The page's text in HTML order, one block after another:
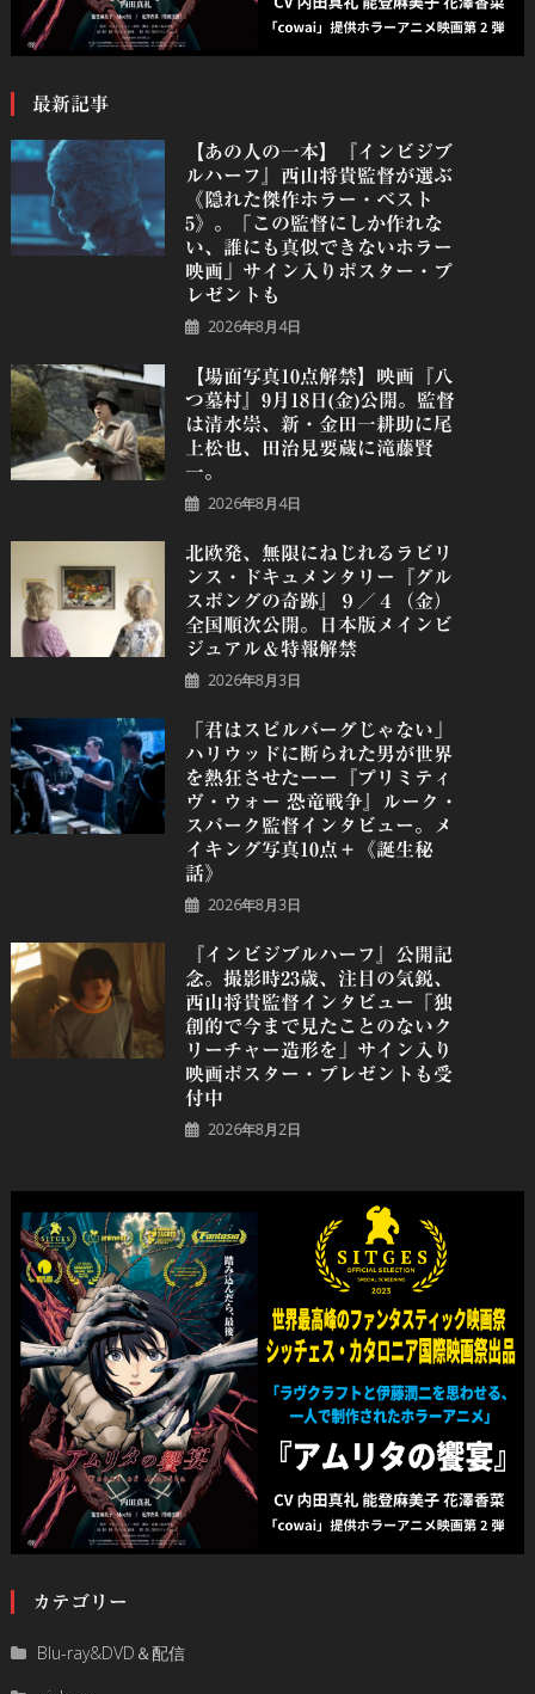
最新記事
【あの人の一本】『インビジブ
ルハーフ』⻄⼭将貴監督が選ぶ
《隠れた傑作ホラー・ベスト
5》。「この監督にしか作れな
い、誰にも真似できないホラー
映画」サイン入りポスター・プ
レゼントも
2026年8月4日
【場面写真10点解禁】映画『八
つ墓村』9月18日(金)公開。監督
は清水崇、新・金田一耕助に尾
上松也、田治見要蔵に滝藤賢
一。
2026年8月4日
北欧発、無限にねじれるラビリ
ンス・ドキュメンタリー『グル
スポングの奇跡』９／４（金）
全国順次公開。日本版メインビ
ジュアル＆特報解禁
2026年8月3日
「君はスピルバーグじゃない」
ハリウッドに断られた男が世界
を熱狂させたーー『プリミティ
ヴ・ウォー 恐⻯戦争』ルーク・
スパーク監督インタビュー。メ
イキング写真10点＋《誕⽣秘
話》
2026年8月3日
『インビジブルハーフ』公開記
念。撮影時23歳、注目の気鋭、
⻄⼭将貴監督インタビュー「独
創的で今まで見たことのないク
リーチャー造形を」サイン入り
映画ポスター・プレゼントも受
付中
2026年8月2日
カテゴリー
Blu-ray&DVD＆配信